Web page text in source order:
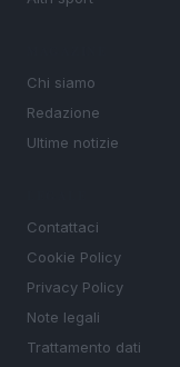
Chi siamo
Redazione
Ultime notizie
Contattaci
Cookie Policy
Privacy Policy
Note legali
Trattamento dati